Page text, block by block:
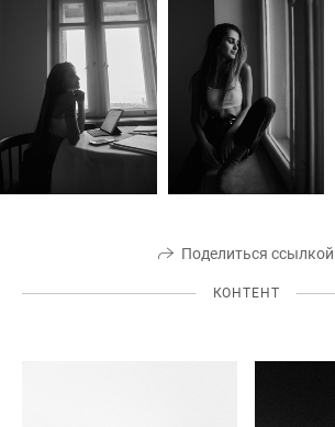
Поделиться ссылкой
КОНТЕНТ